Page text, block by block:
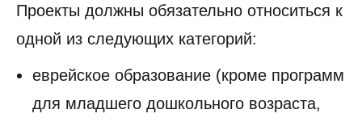
Проекты должны обязательно относиться к
одной из следующих категорий:
еврейское образование (кроме программ
для младшего дошкольного возраста,